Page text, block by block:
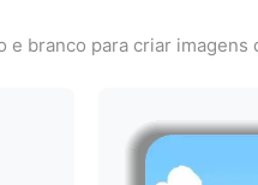
branco para criar imagens